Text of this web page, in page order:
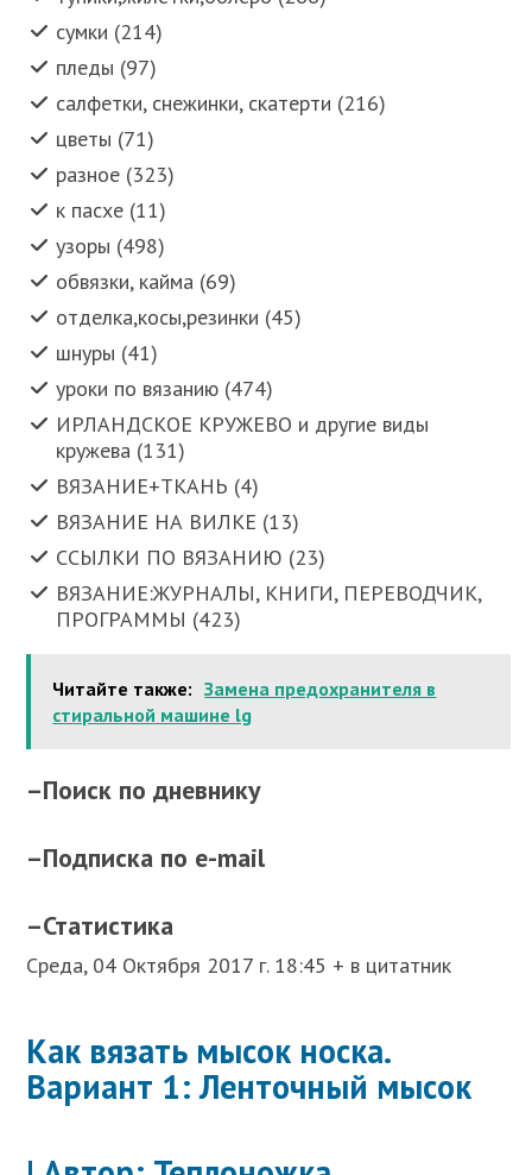
сумки (214)
пледы (97)
салфетки, снежинки, скатерти (216)
цветы (71)
разное (323)
к пасхе (11)
узоры (498)
обвязки, кайма (69)
отделка,косы,резинки (45)
шнуры (41)
уроки по вязанию (474)
ИРЛАНДСКОЕ КРУЖЕВО и другие виды
кружева (131)
ВЯЗАНИЕ+ТКАНЬ (4)
ВЯЗАНИЕ НА ВИЛКЕ (13)
ССЫЛКИ ПО ВЯЗАНИЮ (23)
ВЯЗАНИЕ:ЖУРНАЛЫ, КНИГИ, ПЕРЕВОДЧИК,
ПРОГРАММЫ (423)
Читайте также: Замена предохранителя в
стиральной машине lg
–Поиск по дневнику
–Подписка по e-mail
–Статистика
Среда, 04 Октября 2017 г. 18:45 + в цитатник
Как вязать мысок носка.
Вариант 1: Ленточный мысок